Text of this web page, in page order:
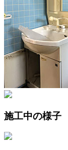
施工中の様子